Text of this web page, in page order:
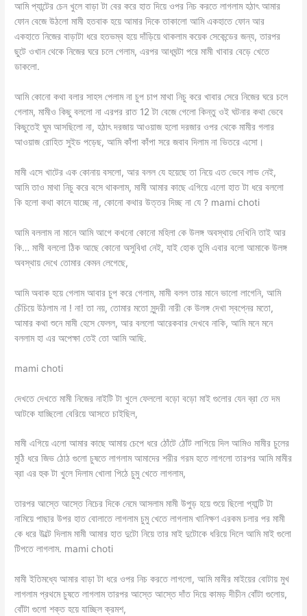
আমি প্যান্টের চেন খুলে বাড়া টা বের করে হাত দিয়ে ওপর নিচ করতে লাগলাম হঠাৎ আমার
ফোন বেজে উঠলো মামী হতবাক হয়ে আমার দিকে তাকালো আমি একহাতে ফোন আর
একহাতে নিজের বাড়াটা ধরে হতভম্ব হয়ে দাঁড়িয়ে থাকলাম কয়েক সেকেন্ডের জন্য, তারপর
ছুটে ওখান থেকে নিজের ঘরে চলে গেলাম, এরপর আধঘন্টা পরে মামী খাবার বেড়ে খেতে
ডাকলো.
আমি কোনো কথা বলার সাহস পেলাম না চুপ চাপ মাথা নিচু করে খাবার সেরে নিজের ঘরে চলে
গেলাম, মামীও কিছু বললো না এরপর রাত 12 টা বেজে গেলো কিন্তু ওই ঘটনার কথা ভেবে
কিছুতেই ঘুম আসছিলো না, হঠাৎ দরজায় আওয়াজ হলো দরজার ওপর থেকে মামীর গলার
আওয়াজ রোহিত সুইড পড়েছ, আমি কাঁপা কাঁপা সরে জবাব দিলাম না ভিতরে এসো।
মামী এসে খাটের এক কোনায় বসলো, আর বলল যে হয়েছে তা নিয়ে এত ভেবে লাভ নেই,
আমি তাও মাথা নিচু করে বসে থাকলাম, মামী আমার কাছে এগিয়ে এলো হাত টা ধরে বললো
কি হলো কথা কানে যাচ্ছে না, কোনো কথার উত্তর দিচ্ছ না যে ? mami choti
আমি বললাম না মানে আমি আগে কখনো কোনো মহিলা কে উলঙ্গ অবস্থায় দেখিনি তাই আর
কি… মামী বললো ঠিক আছে কোনো অসুবিধা নেই, যাই হোক তুমি এবার বলো আমাকে উলঙ্গ
অবস্থায় দেখে তোমার কেমন লেগেছে,
আমি অবাক হয়ে গেলাম আবার চুপ করে গেলাম, মামী বলল তার মানে ভালো লাগেনি, আমি
চেঁচিয়ে উঠলাম না ! না! তা নয়, তোমার মতো সুন্দরী নারী কে উলঙ্গ দেখা স্বপ্নের মতো,
আমার কথা শুনে মামী হেসে ফেলল, আর বললো আরেকবার দেখবে নাকি, আমি মনে মনে
বললাম হা এর অপেক্ষা তেই তো আমি আছি.
mami choti
দেখতে দেখতে মামী নিজের নাইটি টা খুলে ফেললো বড়ো বড়ো মাই গুলোর যেন ব্রা তে দম
আটকে যাচ্ছিলো বেরিয়ে আসতে চাইছিল,
মামী এগিয়ে এলো আমার কাছে আমায় চেপে ধরে ঠোঁটে ঠোঁট লাগিয়ে দিল আমিও মামীর চুলের
মুঠি ধরে জিভ ঠোঠ গুলো চুষতে লাগলাম আমাদের শরীর গরম হতে লাগলো তারপর আমি মামীর
ব্রা এর হুক টা খুলে দিলাম খোলা পিঠে চুমু খেতে লাগলাম,
তারপর আস্তে আস্তে নিচের দিকে নেমে আসলাম মামী উপুড় হয়ে শুয়ে ছিলো প্যান্টি টা
নামিয়ে পাছার উপর হাত বোলাতে লাগলাম চুমু খেতে লাগলাম খানিক্ষণ এরকম চলার পর মামী
কে ধরে উল্টে দিলাম মামী আমার হাত দুটো নিয়ে তার মাই দুটোকে ধরিয়ে দিলে আমি মাই গুলো
টিপতে লাগলাম. mami choti
মামী ইতিমধ্যে আমার বাড়া টা ধরে ওপর নিচ করতে লাগলো, আমি মামীর মাইয়ের বোটায় মুখ
লাগলাম প্রথমে চুষতে লাগলাম তারপর আস্তে আস্তে দাঁত দিয়ে কামড় দীচীন বোঁটা গুলোয়,
বোঁটা গুলো শক্ত হয়ে যাচ্ছিল ক্রমশ,